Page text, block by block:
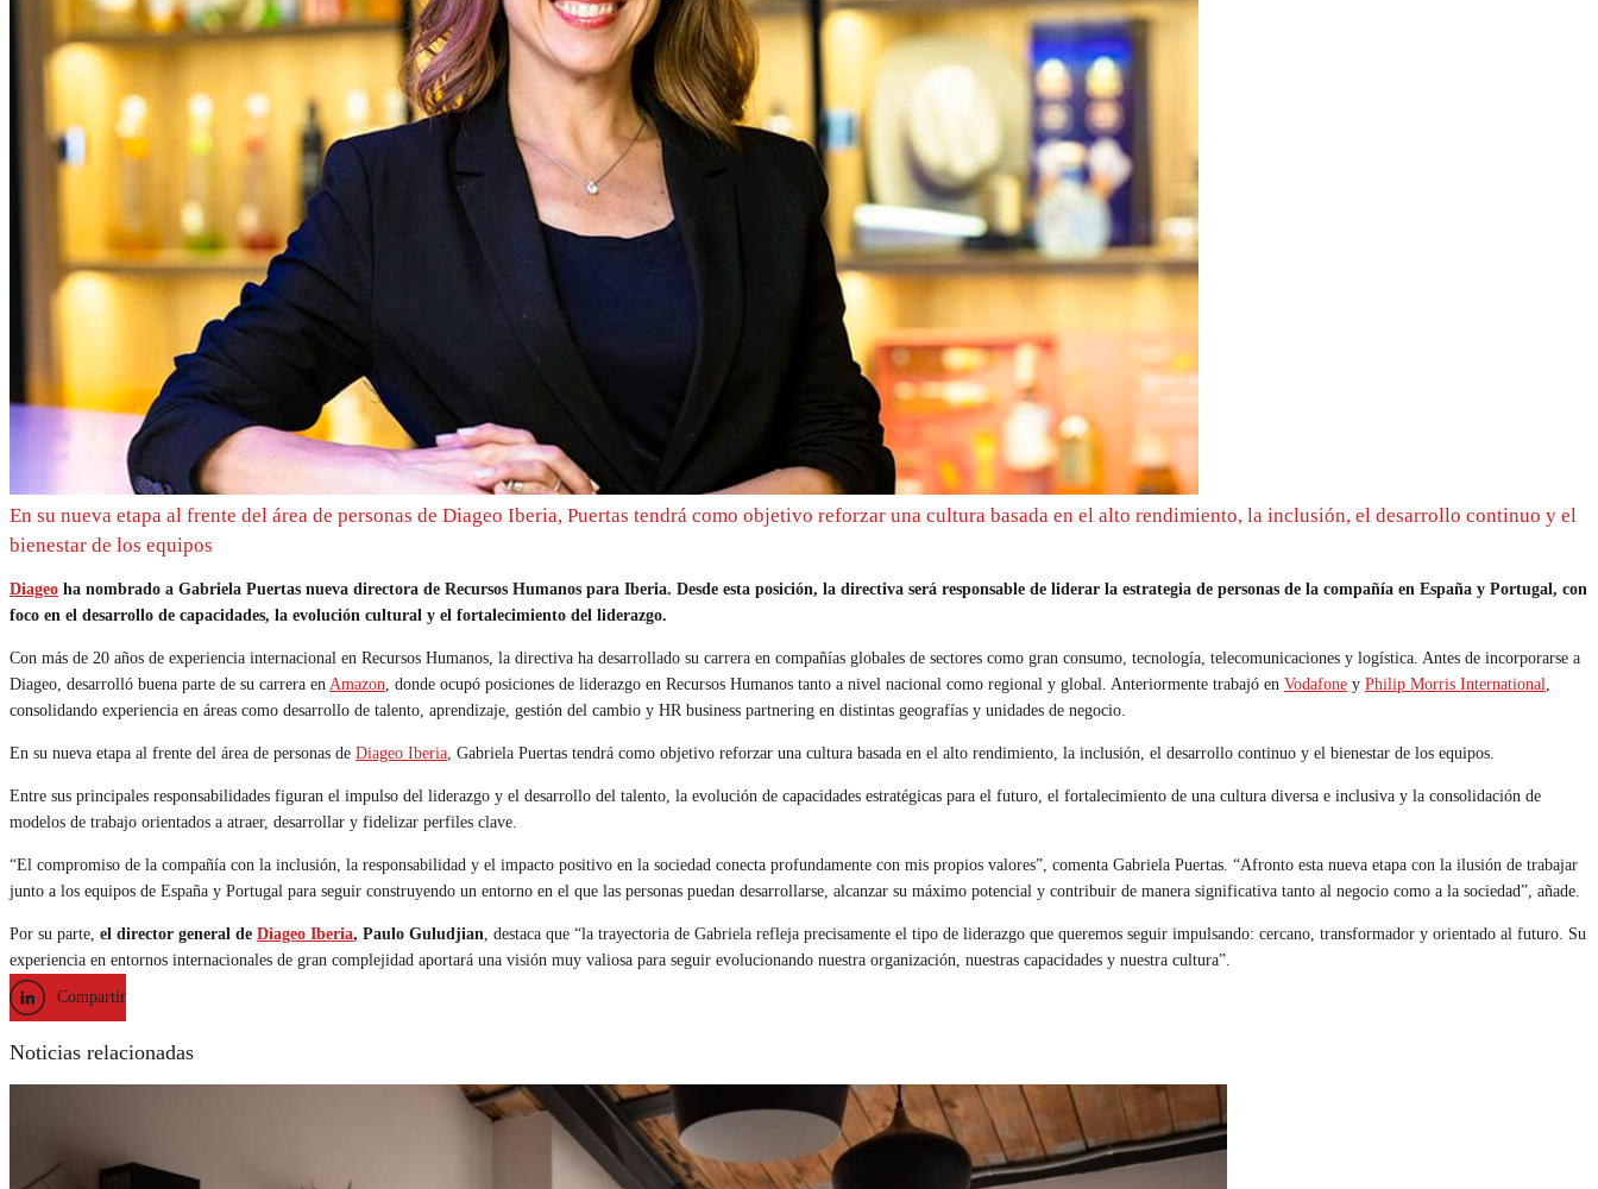
En su nueva etapa al frente del área de personas de Diageo Iberia, Puertas tendrá como objetivo reforzar una cultura basada en el alto rendimiento, la inclusión, el desarrollo continuo y el
bienestar de los equipos
Diageo ha nombrado a Gabriela Puertas nueva directora de Recursos Humanos para Iberia. Desde esta posición, la directiva será responsable de liderar la estrategia de personas de la compañía en España y Portugal, con
foco en el desarrollo de capacidades, la evolución cultural y el fortalecimiento del liderazgo.
Con más de 20 años de experiencia internacional en Recursos Humanos, la directiva ha desarrollado su carrera en compañías globales de sectores como gran consumo, tecnología, telecomunicaciones y logística. Antes de incorporarse a
Diageo , desarrolló buena parte de su carrera en Amazon , donde ocupó posiciones de liderazgo en Recursos Humanos tanto a nivel nacional como regional y global. Anteriormente trabajó en Vodafone y Philip Morris International
consolidando experiencia en áreas como desarrollo de talento, aprendizaje, gestión del cambio y HR business partnering en distintas geografías y unidades de negocio.
En su nueva etapa al frente del área de personas de Diageo Iberia , Gabriela Puertas tendrá como objetivo reforzar una cultura basada en el alto rendimiento, la inclusión, el desarrollo continuo y el bienestar de los equipos.
Entre sus principales responsabilidades figuran el impulso del liderazgo y el desarrollo del talento, la evolución de capacidades estratégicas para el futuro, el fortalecimiento de una cultura diversa e inclusiva y la consolidación de
modelos de trabajo orientados a atraer, desarrollar y fidelizar perfiles clave.
“El compromiso de la compañía con la inclusión, la responsabilidad y el impacto positivo en la sociedad conecta profundamente con mis propios valores”, comenta Gabriela Puertas. “Afronto esta nueva etapa con la ilusión de trabajar
junto a los equipos de España y Portugal para seguir construyendo un entorno en el que las personas puedan desarrollarse, alcanzar su máximo potencial y contribuir de manera significativa tanto al negocio como a la sociedad”, añade.
Por su parte, el director general de Diageo Iberia, Paulo Guludjian , destaca que “la trayectoria de Gabriela refleja precisamente el tipo de liderazgo que queremos seguir impulsando: cercano, transformador y orientado al futuro. Su
experiencia en entornos internacionales de gran complejidad aportará una visión muy valiosa para seguir evolucionando nuestra organización, nuestras capacidades y nuestra cultura”.
Compartir
Noticias relacionadas